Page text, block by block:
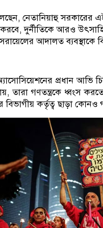
নেতানিয়াহু সরকারের
করবে, দুর্নীতিকে আরও
আদালত ব্যবস্থাকে
প্রধান আভি
তারা গণতন্ত্রকে ধ্বংস
বিভাগীয় কর্তৃত্ব ছাড়া কোনও